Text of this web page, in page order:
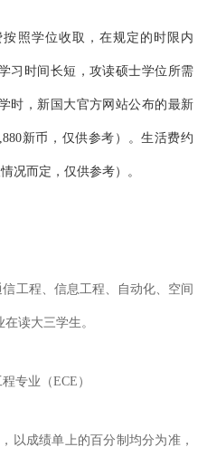
按照学位收取，在规定的时限内
习时间长短，攻读硕士学位所需
时，新国大官方网站公布的最新
新币，仅供参考 ）。生活费约
况而定，仅供参考）。
工程、信息工程、自动化、空间
读大三学生。
专业（ECE）
以成绩单上的百分制均分为准，